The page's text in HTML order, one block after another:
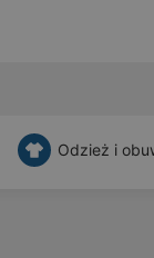
Odzież i